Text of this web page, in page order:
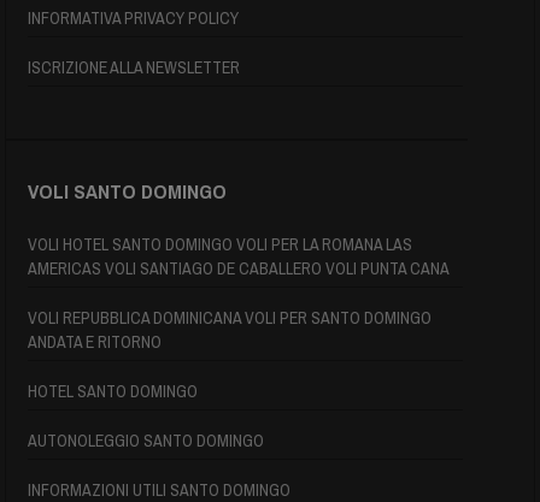
INFORMATIVA PRIVACY POLICY
ISCRIZIONE ALLA NEWSLETTER
VOLI SANTO DOMINGO
VOLI HOTEL SANTO DOMINGO VOLI PER LA ROMANA LAS
AMERICAS VOLI SANTIAGO DE CABALLERO VOLI PUNTA CANA
VOLI REPUBBLICA DOMINICANA VOLI PER SANTO DOMINGO
ANDATA E RITORNO
HOTEL SANTO DOMINGO
AUTONOLEGGIO SANTO DOMINGO
INFORMAZIONI UTILI SANTO DOMINGO